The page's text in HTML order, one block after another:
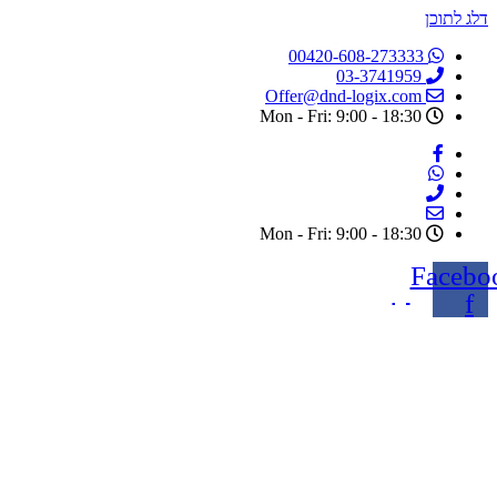
דלג לתוכן
00420-608-273333
03-3741959
Offer@dnd-logix.com
Mon - Fri: 9:00 - 18:30
Mon - Fri: 9:00 - 18:30
f